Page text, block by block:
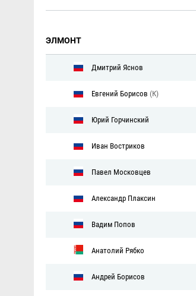
ЭЛМОНТ
Дмитрий Яснов
Евгений Борисов (К)
Юрий Горчинский
Иван Востриков
Павел Московцев
Александр Плаксин
Вадим Попов
Анатолий Рябко
Андрей Борисов